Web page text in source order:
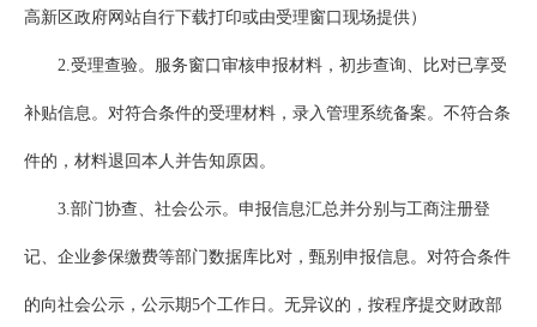
高新区政府网站自行下载打印或由受理窗口现场提供）
2.受理查验。服务窗口审核申报材料，初步查询、比对已享受
补贴信息。对符合条件的受理材料，录入管理系统备案。不符合条
件的，材料退回本人并告知原因。
3.部门协查、社会公示。申报信息汇总并分别与工商注册登
记、企业参保缴费等部门数据库比对，甄别申报信息。对符合条件
的向社会公示，公示期5个工作日。无异议的，按程序提交财政部